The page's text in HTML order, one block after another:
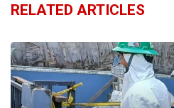
RELATED ARTICLES